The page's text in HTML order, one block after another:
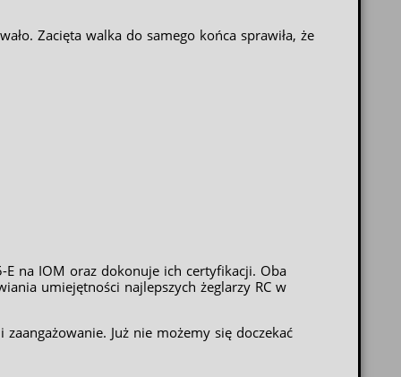
Zacięta walka do samego końca sprawiła, że
na IOM oraz dokonuje ich certyfikacji. Oba
umiejętności najlepszych żeglarzy RC w
Już nie możemy się doczekać